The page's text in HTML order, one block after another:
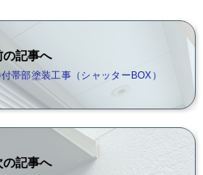
の記事へ
帯部塗装工事（シャッターBOX）
の記事へ